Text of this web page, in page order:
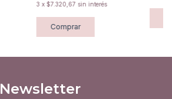
3 x $7.320,67 sin interés
Comprar
Newsletter